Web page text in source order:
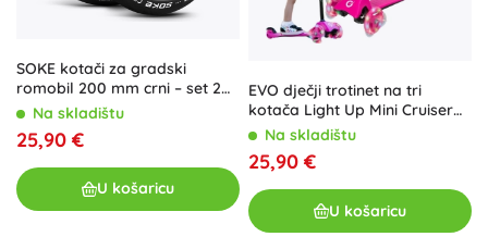
SOKE kotači za gradski
romobil 200 mm crni – set 2
komNa skladištu
25,90 €
U košaricu
EVO dječji trotinet na tri
kotača Light Up Mini Cruiser
ružičasti sa svjetlećim
Na skladištu
25,90 €
U košaricu